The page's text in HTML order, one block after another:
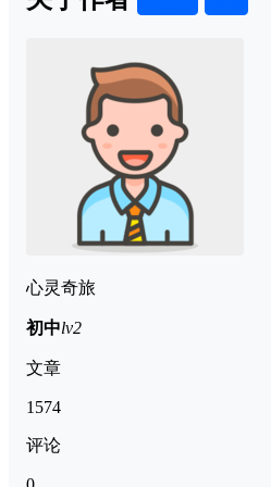
心灵奇旅
初中lv2
文章
1574
评论